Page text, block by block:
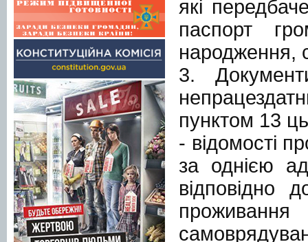
які
паспорт
народження,
3.
пунктом 13
- відомості
за однією
відповідно
проживання